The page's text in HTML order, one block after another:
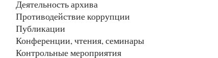
Деятельность архива
Противодействие коррупции
Публикации
Конференции, чтения, семинары
Контрольные мероприятия